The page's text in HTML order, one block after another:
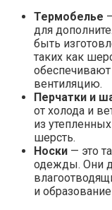
Термобелье
для
быть
таких как
вентиляцию.
Перчатки и
от холода и
из
шерсть.
Носки — это
одежды. Они
и